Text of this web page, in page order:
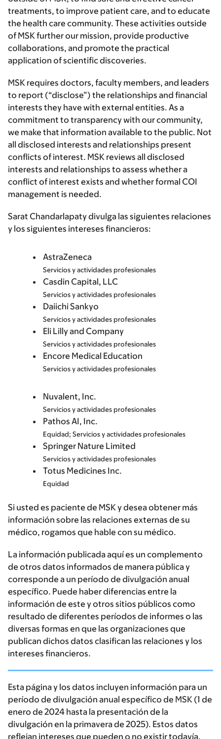
treatments, to improve patient care, and to educate
the health care community. These activities outside
of MSK further our mission, provide productive
collaborations, and promote the practical
application of scientific discoveries.
MSK requires doctors, faculty members, and leaders
to report (“disclose”) the relationships and financial
interests they have with external entities. As a
commitment to transparency with our community,
we make that information available to the public. Not
all disclosed interests and relationships present
conflicts of interest. MSK reviews all disclosed
interests and relationships to assess whether a
conflict of interest exists and whether formal COI
management is needed.
Sarat Chandarlapaty divulga las siguientes relaciones
y los siguientes intereses financieros:
AstraZeneca
Servicios y actividades profesionales
Casdin Capital, LLC
Servicios y actividades profesionales
Daiichi Sankyo
Servicios y actividades profesionales
Eli Lilly and Company
Servicios y actividades profesionales
Encore Medical Education
Servicios y actividades profesionales
Nuvalent, Inc.
Servicios y actividades profesionales
Pathos AI, Inc.
Equidad; Servicios y actividades profesionales
Springer Nature Limited
Servicios y actividades profesionales
Totus Medicines Inc.
Equidad
Si usted es paciente de MSK y desea obtener más
información sobre las relaciones externas de su
médico, rogamos que hable con su médico.
La información publicada aquí es un complemento
de otros datos informados de manera pública y
corresponde a un período de divulgación anual
específico. Puede haber diferencias entre la
información de este y otros sitios públicos como
resultado de diferentes períodos de informes o las
diversas formas en que las organizaciones que
publican dichos datos clasifican las relaciones y los
intereses financieros.
Esta página y los datos incluyen información para un
período de divulgación anual específico de MSK (1 de
enero de 2024 hasta la presentación de la
divulgación en la primavera de 2025). Estos datos
reflejan intereses que pueden o no existir todavía.